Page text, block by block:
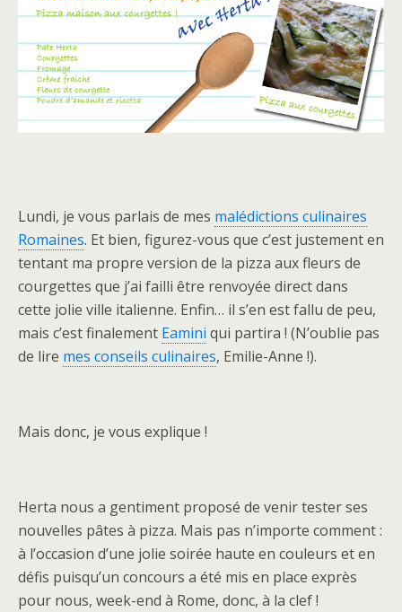
Lundi, je vous parlais de mes malédictions culinaires
Romaines. Et bien, figurez-vous que c’est justement en
tentant ma propre version de la pizza aux fleurs de
courgettes que j’ai failli être renvoyée direct dans
cette jolie ville italienne. Enfin… il s’en est fallu de peu,
mais c’est finalement Eamini qui partira ! (N’oublie pas
de lire mes conseils culinaires, Emilie-Anne !).
Mais donc, je vous explique !
Herta nous a gentiment proposé de venir tester ses
nouvelles pâtes à pizza. Mais pas n’importe comment :
à l’occasion d’une jolie soirée haute en couleurs et en
défis puisqu’un concours a été mis en place exprès
pour nous, week-end à Rome, donc, à la clef !